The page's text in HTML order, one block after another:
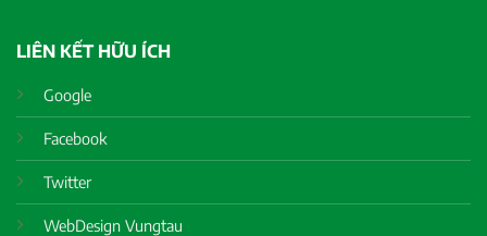
LIÊN KẾT HỮU ÍCH
Google
Facebook
Twitter
WebDesign Vungtau